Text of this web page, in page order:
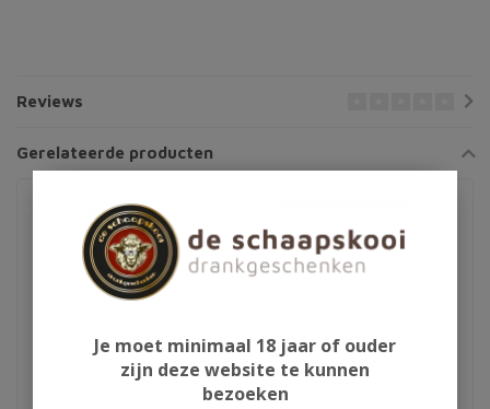
Reviews
Gerelateerde producten
Je moet minimaal 18 jaar of ouder
zijn deze website te kunnen
bezoeken